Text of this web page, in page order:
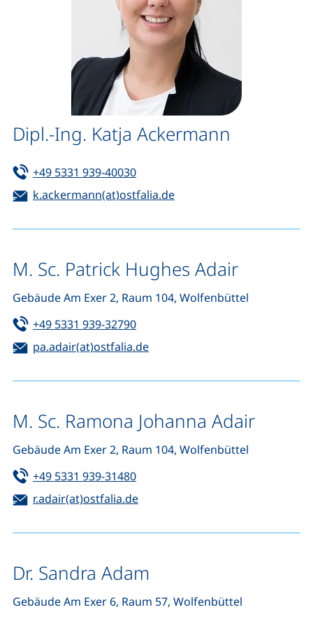
Dipl.-Ing. Katja Ackermann
Tel:
+49 5331 939-40030(startet einen Telefonanruf,
E-Mail:
k.ackermann(at)ostfalia.de(öffnet Ihr E-Mail-
M. Sc. Patrick Hughes Adair
Gebäude Am Exer 2, Raum 104, Wolfenbüttel
Tel:
+49 5331 939-32790(startet einen Telefonanruf,
E-Mail:
pa.adair(at)ostfalia.de(öffnet Ihr E-Mail-Programm)
M. Sc. Ramona Johanna Adair
Gebäude Am Exer 2, Raum 104, Wolfenbüttel
Tel:
+49 5331 939-31480(startet einen Telefonanruf,
E-Mail:
r.adair(at)ostfalia.de(öffnet Ihr E-Mail-Programm)
Dr. Sandra Adam
Gebäude Am Exer 6, Raum 57, Wolfenbüttel